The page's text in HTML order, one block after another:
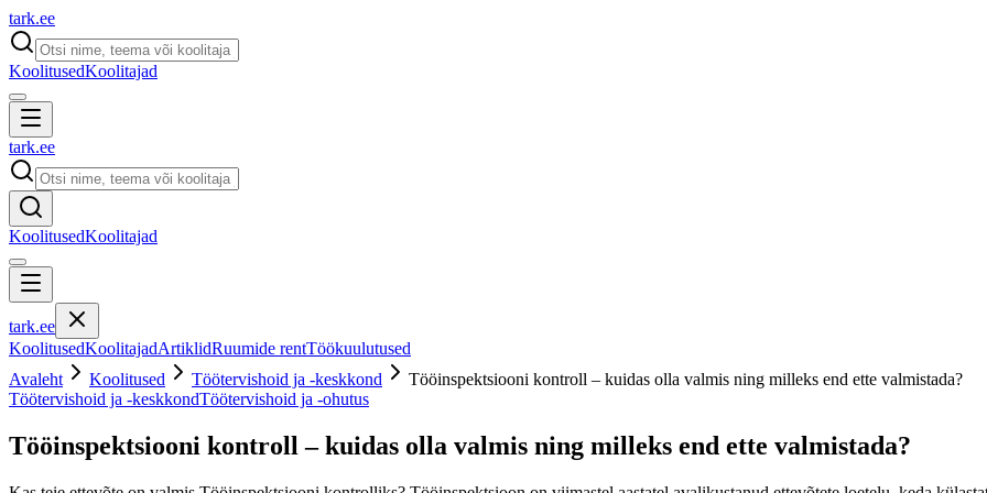
tark.ee
KoolitusedKoolitajad
tark.ee
KoolitusedKoolitajad
tark.ee
KoolitusedKoolitajadArtiklidRuumide rentTöökuulutused
Avaleht
Koolitused Töötervishoid ja -keskkond
Tööinspektsiooni kontroll – kuidas olla valmis ning milleks end ette valmistada?
Töötervishoid ja -keskkondTöötervishoid ja -ohutus
Tööinspektsiooni kontroll – kuidas olla valmis ning milleks end ette valmistada?